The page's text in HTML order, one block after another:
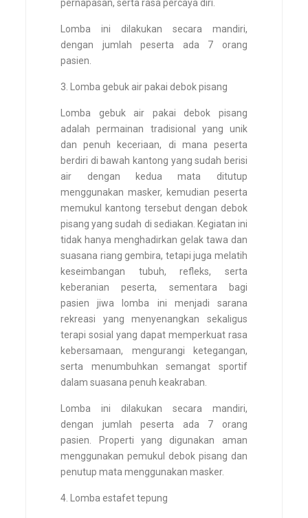
pernapasan, serta rasa percaya diri.
Lomba ini dilakukan secara mandiri,
dengan jumlah peserta ada 7 orang
pasien.
3. Lomba gebuk air pakai debok pisang
Lomba gebuk air pakai debok pisang
adalah permainan tradisional yang unik
dan penuh keceriaan, di mana peserta
berdiri di bawah kantong yang sudah berisi
air dengan kedua mata ditutup
menggunakan masker, kemudian peserta
memukul kantong tersebut dengan debok
pisang yang sudah di sediakan. Kegiatan ini
tidak hanya menghadirkan gelak tawa dan
suasana riang gembira, tetapi juga melatih
keseimbangan tubuh, refleks, serta
keberanian peserta, sementara bagi
pasien jiwa lomba ini menjadi sarana
rekreasi yang menyenangkan sekaligus
terapi sosial yang dapat memperkuat rasa
kebersamaan, mengurangi ketegangan,
serta menumbuhkan semangat sportif
dalam suasana penuh keakraban.
Lomba ini dilakukan secara mandiri,
dengan jumlah peserta ada 7 orang
pasien. Properti yang digunakan aman
menggunakan pemukul debok pisang dan
penutup mata menggunakan masker.
4. Lomba estafet tepung